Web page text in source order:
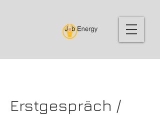
Erstgespräch /